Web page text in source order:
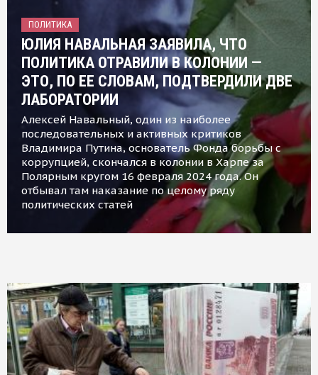
ПОЛИТИКА
ЮЛИЯ НАВАЛЬНАЯ ЗАЯВИЛА, ЧТО
ПОЛИТИКА ОТРАВИЛИ В КОЛОНИИ —
ЭТО, ПО ЕЕ СЛОВАМ, ПОДТВЕРДИЛИ ДВЕ
ЛАБОРАТОРИИ
Алексей Навальный, один из наиболее
последовательных и активных критиков
Владимира Путина, основатель Фонда борьбы с
коррупцией, скончался в колонии в Харпе за
Полярным кругом 16 февраля 2024 года. Он
отбывал там наказание по целому ряду
политических статей